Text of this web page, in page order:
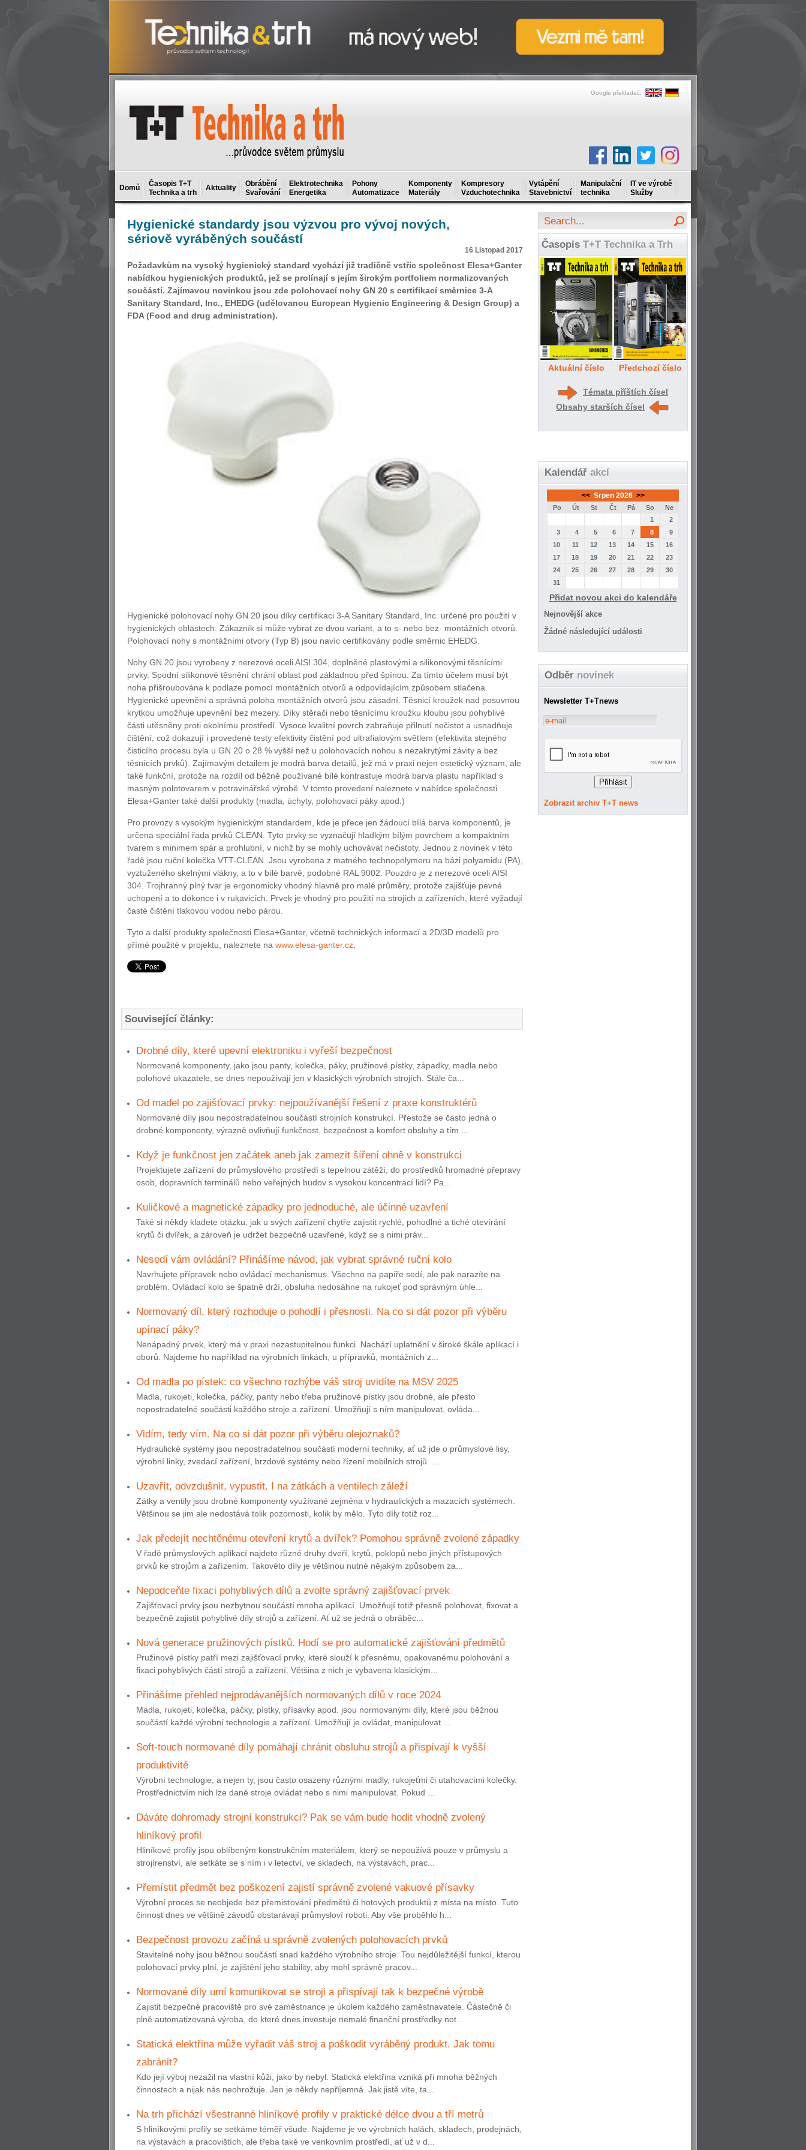
Google překladač:
Domů
Časopis T+T
Technika a trh
Aktuality
Obrábění
Svařování
Elektrotechnika
Energetika
Pohony
Automatizace
Komponenty
Materiály
Kompresory
Vzduchotechnika
Vytápění
Stavebnictví
Manipulační
technika
IT ve výrobě
Služby
Hygienické standardy jsou výzvou pro vývoj nových,
sériově vyráběných součástí
16 Listopad 2017
Požadavkům na vysoký hygienický standard vychází již tradičně vstříc společnost Elesa+Ganter
nabídkou hygienických produktů, jež se prolínají s jejím širokým portfoliem normalizovaných
součástí. Zajímavou novinkou jsou zde polohovací nohy GN 20 s certifikací směrnice 3-A
Sanitary Standard, Inc., EHEDG (udělovanou European Hygienic Engineering & Design Group) a
FDA (Food and drug administration).
Hygienické polohovací nohy GN 20 jsou díky certifikaci 3-A Sanitary Standard, Inc. určené pro použití v
hygienických oblastech. Zákazník si může vybrat ze dvou variant, a to s- nebo bez- montážních otvorů.
Polohovací nohy s montážními otvory (Typ B) jsou navíc certifikovány podle směrnic EHEDG.
Nohy GN 20 jsou vyrobeny z nerezové oceli AISI 304, doplněné plastovými a silikonovými těsnícími
prvky. Spodní silikonové těsnění chrání oblast pod základnou před špínou. Za tímto účelem musí být
noha přišroubována k podlaze pomocí montážních otvorů a odpovídajícím způsobem stlačena.
Hygienické upevnění a správná poloha montážních otvorů jsou zásadní. Těsnicí kroužek nad posuvnou
krytkou umožňuje upevnění bez mezery. Díky stěrači nebo těsnícímu kroužku kloubu jsou pohyblivé
části utěsněny proti okolnímu prostředí. Vysoce kvalitní povrch zabraňuje přilnutí nečistot a usnadňuje
čištění, což dokazují i provedené testy efektivity čistění pod ultrafialovým světlem (efektivita stejného
čisticího procesu byla u GN 20 o 28 % vyšší než u polohovacích nohou s nezakrytými závity a bez
těsnících prvků). Zajímavým detailem je modrá barva detailů, jež má v praxi nejen estetický význam, ale
také funkční, protože na rozdíl od běžně používané bílé kontrastuje modrá barva plastu například s
masným polotovarem v potravinářské výrobě. V tomto provedení naleznete v nabídce společnosti
Elesa+Ganter také další produkty (madla, úchyty, polohovací páky apod.)
Pro provozy s vysokým hygienickým standardem, kde je přece jen žádoucí bílá barva komponentů, je
určena speciální řada prvků CLEAN. Tyto prvky se vyznačují hladkým bílým povrchem a kompaktním
tvarem s minimem spár a prohlubní, v nichž by se mohly uchovávat nečistoty. Jednou z novinek v této
řadě jsou ruční kolečka VTT-CLEAN. Jsou vyrobena z matného technopolymeru na bázi polyamidu (PA),
vyztuženého skelnými vlákny, a to v bílé barvě, podobné RAL 9002. Pouzdro je z nerezové oceli AISI
304. Trojhranný plný tvar je ergonomicky vhodný hlavně pro malé průměry, protože zajišťuje pevné
uchopení a to dokonce i v rukavicích. Prvek je vhodný pro použití na strojích a zařízeních, které vyžadují
časté čištění tlakovou vodou nebo párou.
Tyto a další produkty společnosti Elesa+Ganter, včetně technických informací a 2D/3D modelů pro
přímé použité v projektu, naleznete na www.elesa-ganter.cz
Související články:
Drobné díly, které upevní elektroniku i vyřeší bezpečnost
Normované komponenty, jako jsou panty, kolečka, páky, pružinové pístky, západky, madla nebo
polohové ukazatele, se dnes nepoužívají jen v klasických výrobních strojích. Stále ča...
Od madel po zajišťovací prvky: nejpoužívanější řešení z praxe konstruktérů
Normované díly jsou nepostradatelnou součástí strojních konstrukcí. Přestože se často jedná o
drobné komponenty, výrazně ovlivňují funkčnost, bezpečnost a komfort obsluhy a tím ...
Když je funkčnost jen začátek aneb jak zamezit šíření ohně v konstrukci
Projektujete zařízení do průmyslového prostředí s tepelnou zátěží, do prostředků hromadné přepravy
osob, dopravních terminálů nebo veřejných budov s vysokou koncentrací lidí? Pa...
Kuličkové a magnetické západky pro jednoduché, ale účinné uzavření
Také si někdy kladete otázku, jak u svých zařízení chytře zajistit rychlé, pohodlné a tiché otevírání
krytů či dvířek, a zároveň je udržet bezpečně uzavřené, když se s nimi práv...
Nesedí vám ovládání? Přinášíme návod, jak vybrat správné ruční kolo
Navrhujete přípravek nebo ovládací mechanismus. Všechno na papíře sedí, ale pak narazíte na
problém. Ovládací kolo se špatně drží, obsluha nedosáhne na rukojeť pod správným úhle...
Normovaný díl, který rozhoduje o pohodlí i přesnosti. Na co si dát pozor při výběru
upínací páky?
Nenápadný prvek, který má v praxi nezastupitelnou funkci. Nachází uplatnění v široké škále aplikací i
oborů. Najdeme ho například na výrobních linkách, u přípravků, montážních z...
Od madla po pístek: co všechno rozhýbe váš stroj uvidíte na MSV 2025
Madla, rukojeti, kolečka, páčky, panty nebo třeba pružinové pístky jsou drobné, ale přesto
nepostradatelné součásti každého stroje a zařízení. Umožňují s ním manipulovat, ovláda...
Vidím, tedy vím. Na co si dát pozor při výběru olejoznaků?
Hydraulické systémy jsou nepostradatelnou součástí moderní techniky, ať už jde o průmyslové lisy,
výrobní linky, zvedací zařízení, brzdové systémy nebo řízení mobilních strojů. ...
Uzavřít, odvzdušnit, vypustit. I na zátkách a ventilech záleží
Zátky a ventily jsou drobné komponenty využívané zejména v hydraulických a mazacích systémech.
Většinou se jim ale nedostává tolik pozornosti, kolik by mělo. Tyto díly totiž roz...
Jak předejít nechtěnému otevření krytů a dvířek? Pomohou správně zvolené západky
V řadě průmyslových aplikací najdete různé druhy dveří, krytů, poklopů nebo jiných přístupových
prvků ke strojům a zařízením. Takovéto díly je většinou nutné nějakým způsobem za...
Nepodceňte fixaci pohyblivých dílů a zvolte správný zajišťovací prvek
Zajišťovací prvky jsou nezbytnou součástí mnoha aplikací. Umožňují totiž přesně polohovat, fixovat a
bezpečně zajistit pohyblivé díly strojů a zařízení. Ať už se jedná o obráběc...
Nová generace pružinových pístků. Hodí se pro automatické zajišťování předmětů
Pružinové pístky patří mezi zajišťovací prvky, které slouží k přesnému, opakovanému polohování a
fixaci pohyblivých částí strojů a zařízení. Většina z nich je vybavena klasickým...
Přinášíme přehled nejprodávanějších normovaných dílů v roce 2024
Madla, rukojeti, kolečka, páčky, pístky, přísavky apod. jsou normovanými díly, které jsou běžnou
součástí každé výrobní technologie a zařízení. Umožňují je ovládat, manipulovat ...
Soft-touch normované díly pomáhají chránit obsluhu strojů a přispívají k vyšší
produktivitě
Výrobní technologie, a nejen ty, jsou často osazeny různými madly, rukojeťmi či utahovacími kolečky.
Prostřednictvím nich lze dané stroje ovládat nebo s nimi manipulovat. Pokud ...
Dáváte dohromady strojní konstrukci? Pak se vám bude hodit vhodně zvolený
hliníkový profil
Hliníkové profily jsou oblíbeným konstrukčním materiálem, který se nepoužívá pouze v průmyslu a
strojírenství, ale setkáte se s ním i v letectví, ve skladech, na výstavách, prac...
Přemístit předmět bez poškození zajistí správně zvolené vakuové přísavky
Výrobní proces se neobjede bez přemisťování předmětů či hotových produktů z místa na místo. Tuto
činnost dnes ve většině závodů obstarávají průmysloví roboti. Aby vše proběhlo h...
Bezpečnost provozu začíná u správně zvolených polohovacích prvků
Stavitelné nohy jsou běžnou součástí snad každého výrobního stroje. Tou nejdůležitější funkcí, kterou
polohovací prvky plní, je zajištění jeho stability, aby mohl správně pracov...
Normované díly umí komunikovat se stroji a přispívají tak k bezpečné výrobě
Zajistit bezpečné pracoviště pro své zaměstnance je úkolem každého zaměstnavatele. Částečně či
plně automatizovaná výroba, do které dnes investuje nemalé finanční prostředky not...
Statická elektřina může vyřadit váš stroj a poškodit vyráběný produkt. Jak tomu
zabránit?
Kdo její výboj nezažil na vlastní kůži, jako by nebyl. Statická elektřina vzniká při mnoha běžných
činnostech a nijak nás neohrožuje. Jen je někdy nepříjemná. Jak jistě víte, ta...
Na trh přichází všestranné hliníkové profily v praktické délce dvou a tří metrů
S hliníkovými profily se setkáme téměř všude. Najdeme je ve výrobních halách, skladech, prodejnách,
na výstavách a pracovištích, ale třeba také ve venkovním prostředí, ať už v d...
Časopis T+T Technika a Trh
Aktuální číslo Předchozí číslo
Témata příštích čísel
Obsahy starších čísel
Kalendář akcí
<< Srpen 2026 >>
Po Út St Čt Pá So
Ne
1
2
3
4 5 6 7 8
9
10
11 12 13 14 15
16
17
18 19 20 21 22
23
24
25 26 27 28 29
30
31
Přidat novou akci do kalendáře
Nejnovější akce
Žádné následující události
Odběr novinek
Newsletter T+Tnews
Zobrazit archiv T+T news